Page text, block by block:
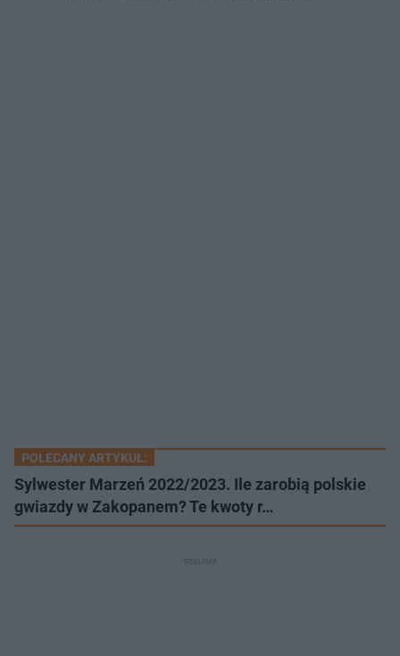
POLECANY ARTYKUŁ:
Sylwester Marzeń 2022/2023. Ile zarobią polskie
gwiazdy w Zakopanem? Te kwoty r…